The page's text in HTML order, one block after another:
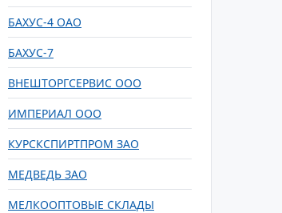
БАХУС-4 ОАО
БАХУС-7
ВНЕШТОРГСЕРВИС ООО
ИМПЕРИАЛ ООО
КУРСКСПИРТПРОМ ЗАО
МЕДВЕДЬ ЗАО
МЕЛКООПТОВЫЕ СКЛАДЫ